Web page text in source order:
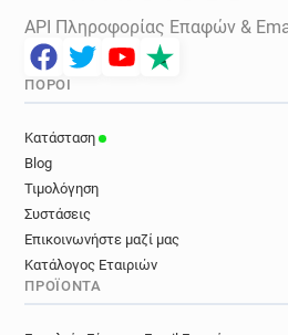
h******@amnesty.org.uk
i***********@amnesty.org.uk
l*********@amnesty.org.uk
b*****@amnesty.org.uk
k*********@amnesty.org.uk
u********@amnesty.org.uk
j*********@amnesty.org.uk
i************@amnesty.org.uk
l************@amnesty.org.uk
API Πληροφορίας Επαφών &
ΠΌΡΟΙ
Κατάσταση
Blog
Τιμολόγηση
Συστάσεις
Επικοινωνήστε μαζί μας
Κατάλογος Εταιριών
ΠΡΟΪΌΝΤΑ